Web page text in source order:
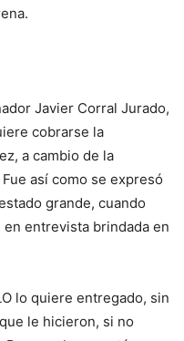
Javier Corral Jurado,
cobrarse la
a cambio de la
así como se expresó
grande, cuando
entrevista brindada en
lo quiere entregado, sin
le hicieron, si no